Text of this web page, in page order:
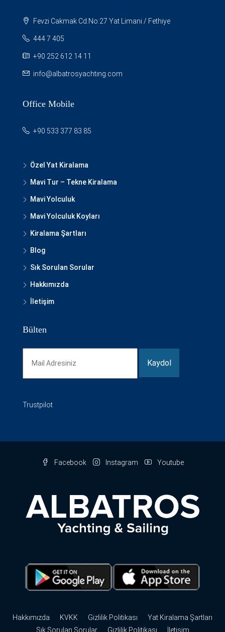
Fevzi Cakmak Cd.No:27 Yat Limani / Fethiye
444 7 405
+90 252 612 14 11
info@albatrosyachting.com
Office Mobile
+90 533 377 83 85
Özel Yat Kiralama
Mavi Tur – Tekne Kiralama
Mavi Yolculuk
Mavi Yolculuk Koyları
Kiralama Şartları
Blog
Sık Sorulan Sorular
Hakkımızda
İletişim
Bülten
Trustpilot
Facebook Instagram Youtube
Hakkımızda KVKK Gizlilik Politikası
Yat Kiralama Şartları
Sık Sorulan Sorular
Gizlilik Politikası İletişim